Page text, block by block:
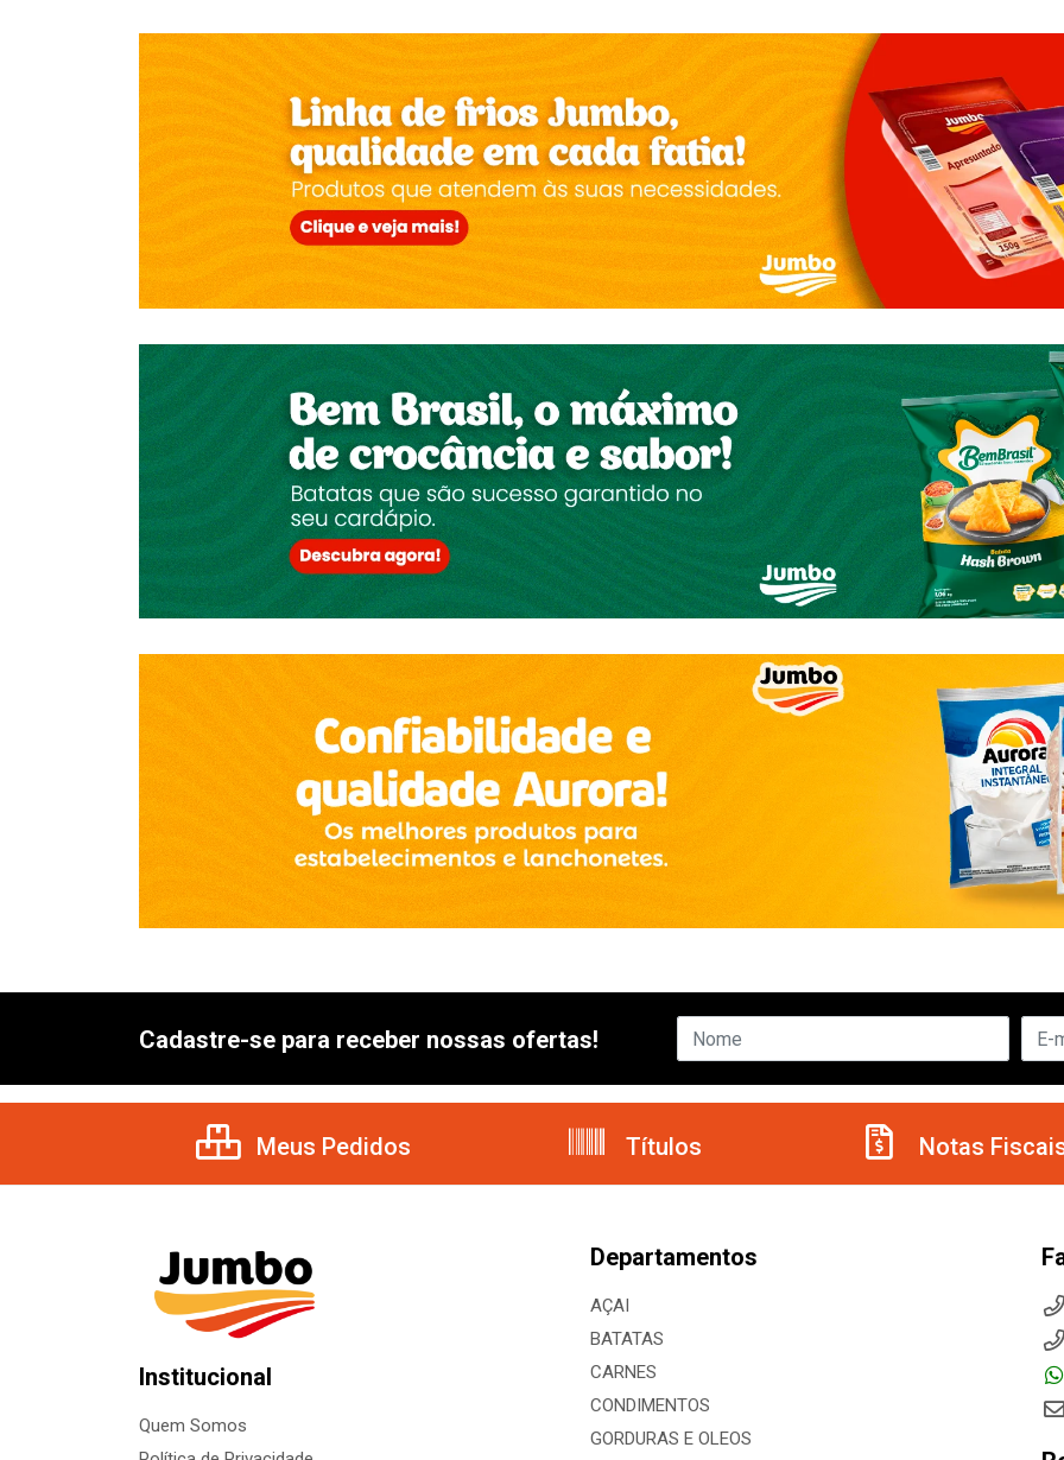
Cadastre-se para receber nossas ofertas!
Meus Pedidos Títulos Notas
Institucional
Quem Somos
Departamentos
AÇAI
BATATAS
CARNES
CONDIMENTOS
GORDURAS E OLEOS